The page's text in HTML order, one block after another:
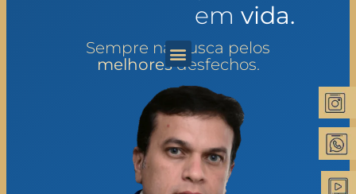
em vida.
Sempre na busca pelos
melhoresdesfechos.